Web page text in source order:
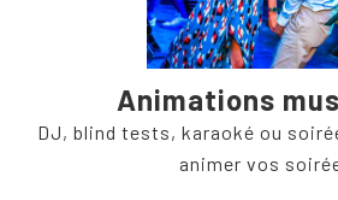
Animations
DJ, blind tests, karaoké ou
animer vos